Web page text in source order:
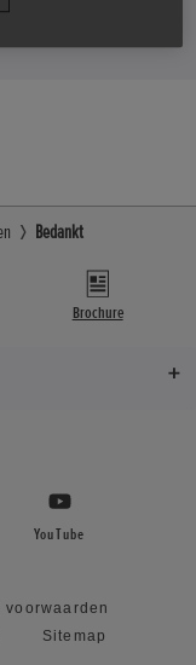
Bedankt
Brochure
YouTube
voorwaarden
Sitemap